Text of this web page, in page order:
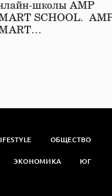
школы АМР
SCHOOL.
ОБЩЕСТВО
ЭКОНОМИКА ЮГ